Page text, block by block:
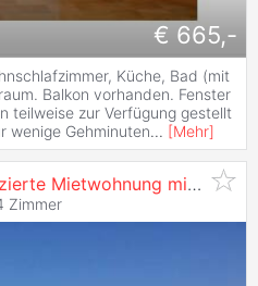
€ 665,-
Küche, Bad (mit
Balkon vorhanden. Fenster
teilweise zur Verfügung gestellt
wenige Gehminuten... [Mehr]
mit Kaufoption, 1/5, 1000/00006650/00001105
Zimmer